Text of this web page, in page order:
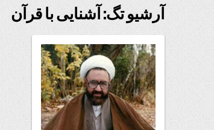
آرشیو تگ:آشنايی با قرآن